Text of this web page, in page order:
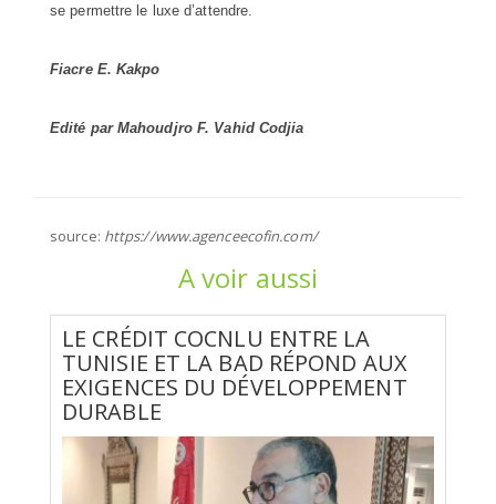
se permettre le luxe d’attendre.
Fiacre E. Kakpo
Edité par Mahoudjro F. Vahid Codjia
source: https://www.agenceecofin.com/
A voir aussi
LE CRÉDIT COCNLU ENTRE LA
TUNISIE ET LA BAD RÉPOND AUX
EXIGENCES DU DÉVELOPPEMENT
DURABLE